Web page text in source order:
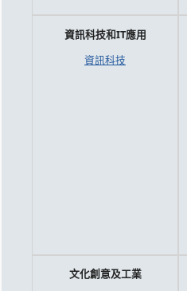
資訊科技和IT應用
資訊科技
文化創意及工業